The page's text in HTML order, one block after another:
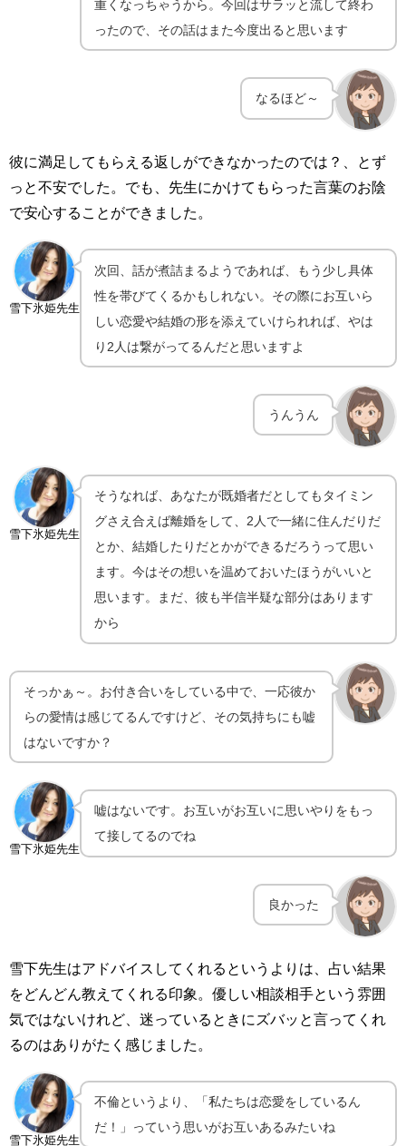
重くなっちゃうから。今回はサラッと流して終わ
ったので、その話はまた今度出ると思います
なるほど～
彼に満足してもらえる返しができなかったのでは？、とず
っと不安でした。でも、先生にかけてもらった言葉のお陰
で安心することができました。
雪下氷姫先生
次回、話が煮詰まるようであれば、もう少し具体
性を帯びてくるかもしれない。その際にお互いら
しい恋愛や結婚の形を添えていけられれば、やは
り2人は繋がってるんだと思いますよ
うんうん
雪下氷姫先生
そうなれば、あなたが既婚者だとしてもタイミン
グさえ合えば離婚をして、2人で一緒に住んだりだ
とか、結婚したりだとかができるだろうって思い
ます。今はその想いを温めておいたほうがいいと
思います。まだ、彼も半信半疑な部分はあります
から
そっかぁ～。お付き合いをしている中で、一応彼か
らの愛情は感じてるんですけど、その気持ちにも嘘
はないですか？
雪下氷姫先生
嘘はないです。お互いがお互いに思いやりをもっ
て接してるのでね
良かった
雪下先生はアドバイスしてくれるというよりは、占い結果
をどんどん教えてくれる印象。優しい相談相手という雰囲
気ではないけれど、迷っているときにズバッと言ってくれ
るのはありがたく感じました。
雪下氷姫先生
不倫というより、「私たちは恋愛をしているん
だ！」っていう思いがお互いあるみたいね